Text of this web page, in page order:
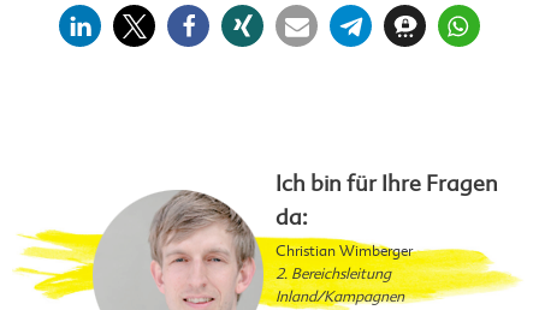
Ich bin für Ihre Fragen
da:
Christian Wimberger
2. Bereichsleitung
Inland/Kampagnen